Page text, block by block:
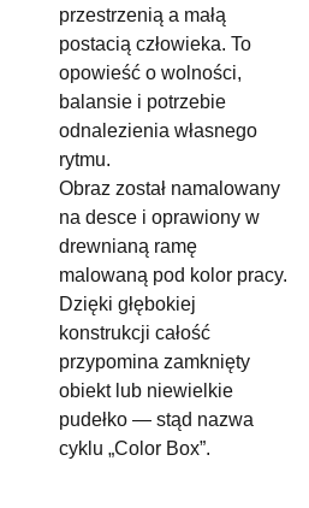
przestrzenią a małą
postacią człowieka. To
opowieść o wolności,
balansie i potrzebie
odnalezienia własnego
rytmu.
Obraz został namalowany
na desce i oprawiony w
drewnianą ramę
malowaną pod kolor pracy.
Dzięki głębokiej
konstrukcji całość
przypomina zamknięty
obiekt lub niewielkie
pudełko — stąd nazwa
cyklu „Color Box”.